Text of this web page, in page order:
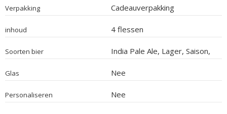
Verpakking Cadeauverpakking
inhoud 4 flessen
Soorten bier
India Pale Ale, Lager, Saison,
Quadrupel
Glas Nee
Personaliseren Nee